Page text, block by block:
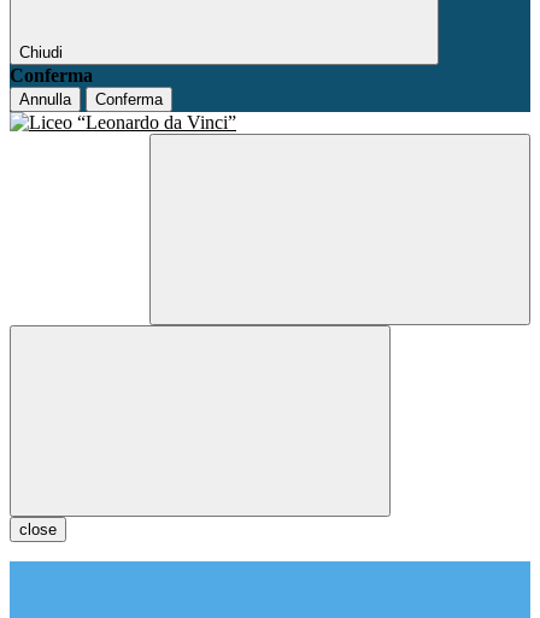
Chiudi
Conferma
Annulla Conferma
close